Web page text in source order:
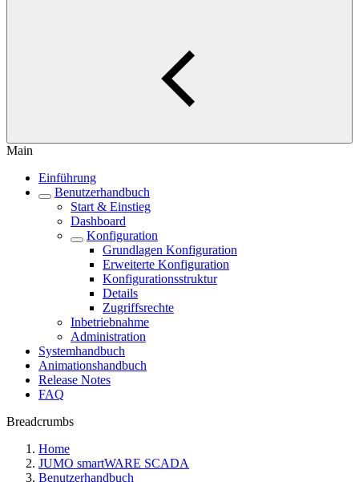
Main
Einführung
Benutzerhandbuch
Start & Einstieg
Dashboard
Konfiguration
Grundlagen Konfiguration
Erweiterte Konfiguration
Konfigurationsstruktur
Details
Zugriffsrechte
Inbetriebnahme
Administration
Systemhandbuch
Animationshandbuch
Release Notes
FAQ
Breadcrumbs
Home
JUMO smartWARE SCADA
Benutzerhandbuch